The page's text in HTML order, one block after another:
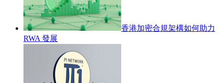
香港加密合規架構如何助力
RWA 發展